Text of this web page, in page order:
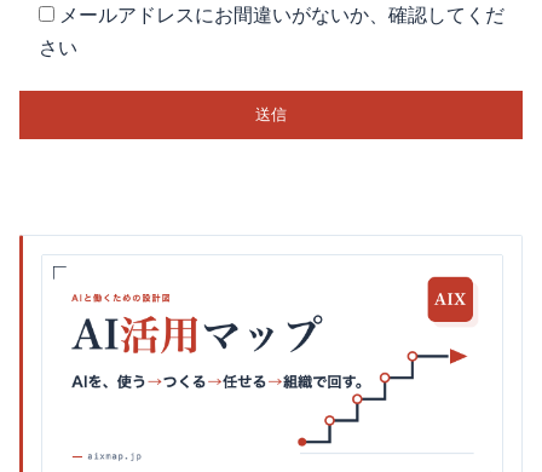
メールアドレスにお間違いがないか、確認してくだ
さい